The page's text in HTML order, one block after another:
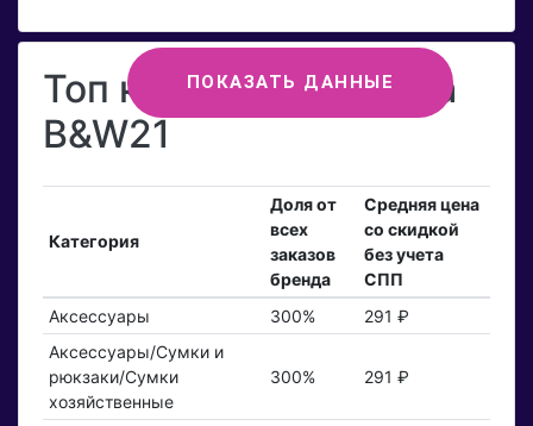
ПОКАЗАТЬ ДАННЫЕ
Топ категорий бренда
B&W21
Категория
Доля от
всех
заказов
бренда
Средняя цена
со скидкой
без учета
СПП
Аксессуары
300%
291 ₽
Аксессуары/Сумки и
рюкзаки/Сумки
хозяйственные
300% 291 ₽